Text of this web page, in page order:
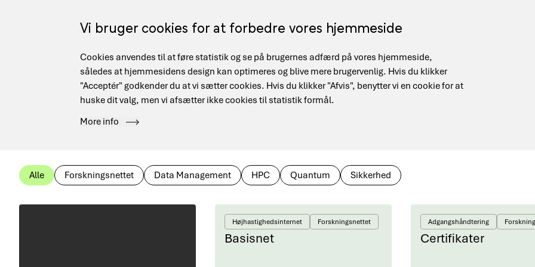
Vi bruger cookies for at forbedre vores hjemmeside
Cookies anvendes til at føre statistik og se på brugernes adfærd på vores hjemmeside,
således at hjemmesidens design kan optimeres og blive mere brugervenlig. Hvis du klikker
"Acceptér" godkender du at vi sætter cookies. Hvis du klikker "Afvis", benytter vi en cookie for at
huske dit valg, men vi afsætter ikke cookies til statistik formål.
More info
Forskningsnettet Data Management Supercomputing (HPC) Quantum Infrastructure
Tjenester
Department
Alle Forskningsnettet Data Management HPC Quantum Sikkerhed
Højhastighedsinternet Forskningsnettet
Basisnet
Adgangshåndtering
Certifikater